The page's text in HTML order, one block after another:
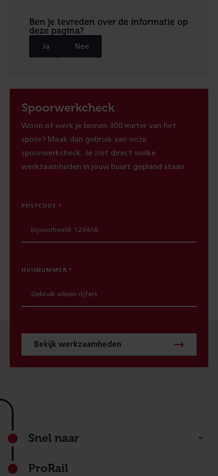
Ben je tevreden over de informatie op
deze pagina?
Ja Nee
Spoorwerkcheck
Woon of werk je binnen 300 meter van het
spoor? Maak dan gebruik van onze
spoorwerkcheck. Je ziet direct welke
werkzaamheden in jouw buurt gepland staan.
POSTCODE
HUISNUMMER
Bekijk werkzaamheden
Footer
Snel naar
ProRail